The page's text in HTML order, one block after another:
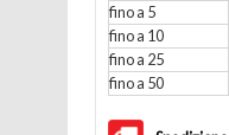
fino a 5
fino a 10
fino a 25
fino a 50